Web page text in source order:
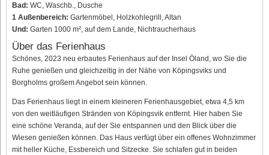
Bad: WC, Waschb., Dusche
1 Außenbereich: Gartenmöbel, Holzkohlegrill, Altan
Und: Garten 1000 m², auf dem Lande, Nichtraucherhaus
Über das Ferienhaus
Schönes, 2023 neu erbautes Ferienhaus auf der Insel Öland, wo Sie die
Ruhe genießen und gleichzeitig in der Nähe von Köpingsviks und
Borgholms großem Angebot sein können.
Das Ferienhaus liegt in einem kleineren Ferienhausgebiet, etwa 4,5 km
von den weitläufigen Stränden von Köpingsvik entfernt. Hier haben Sie
eine schöne Veranda, auf der Sie entspannen und den Blick über die
Wiesen genießen können. Das Haus verfügt über ein offenes Wohnzimmer
mit heller Küche, Essbereich und Sitzecke. Sie schlafen gut in beiden